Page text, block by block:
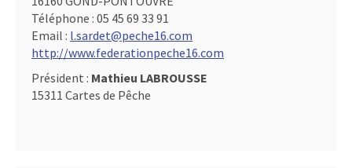
Téléphone : 05 45 69 33 91
Email : l.sardet@peche16.com
http://www.federationpeche16.com
Président : Mathieu LABROUSSE
15311 Cartes de Pêche